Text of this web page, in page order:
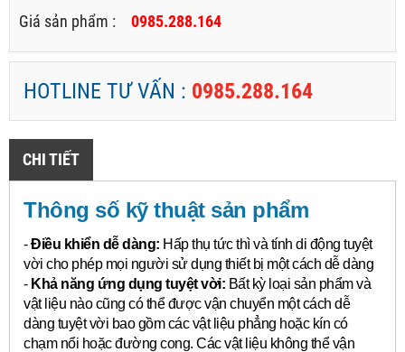
Giá sản phẩm : 0985.288.164
HOTLINE TƯ VẤN : 0985.288.164
CHI TIẾT
Thông số kỹ thuật sản phẩm
-Điều khiển dễ dàng: Hấp thụ tức thì và tính di động tuyệt
vời cho phép mọi người sử dụng thiết bị một cách dễ dàng
- Khả năng ứng dụng tuyệt vời: Bất kỳ loại sản phẩm và
vật liệu nào cũng có thể được vận chuyển một cách dễ
dàng tuyệt vời bao gồm các vật liệu phẳng hoặc kín có
chạm nổi hoặc đường cong. Các vật liệu không thể vận